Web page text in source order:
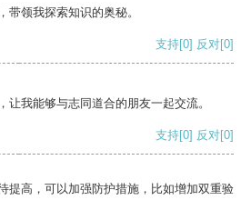
带领我探索知识的奥秘。
支持[0] 反对[0]
让我能够与志同道合的朋友一起交流。
支持[0] 反对[0]
提高，可以加强防护措施，比如增加双重验